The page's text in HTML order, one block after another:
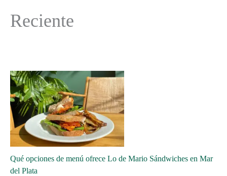
Reciente
Qué opciones de menú ofrece Lo de Mario Sándwiches en Mar
del Plata